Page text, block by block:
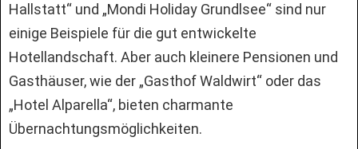
Hallstatt“ und „Mondi Holiday Grundlsee“ sind nur
einige Beispiele für die gut entwickelte
Hotellandschaft. Aber auch kleinere Pensionen und
Gasthäuser, wie der „Gasthof Waldwirt“ oder das
„Hotel Alparella“, bieten charmante
Übernachtungsmöglichkeiten.